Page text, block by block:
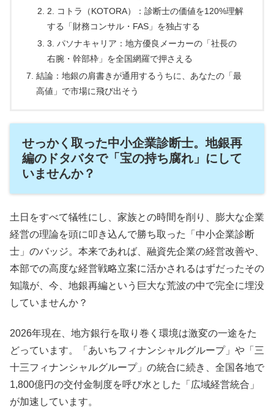
2. コトラ（KOTORA）：診断士の価値を120%理解
する「財務コンサル・FAS」を独占する
3. パソナキャリア：地方優良メーカーの「社長の
右腕・幹部枠」を全国網羅で押さえる
結論：地銀の肩書きが通用するうちに、あなたの「最
高値」で市場に飛び出そう
せっかく取った中小企業診断士。地銀再
編のドタバタで「宝の持ち腐れ」にして
いませんか？
土日をすべて犠牲にし、家族との時間を削り、膨大な企業
経営の理論を頭に叩き込んで勝ち取った「中小企業診断
士」のバッジ。本来であれば、融資先企業の経営改善や、
本部での高度な経営戦略立案に活かされるはずだったその
知識が、今、地銀再編という巨大な荒波の中で完全に埋没
していませんか？
2026年現在、地方銀行を取り巻く環境は激変の一途をた
どっています。「あいちフィナンシャルグループ」や「三
十三フィナンシャルグループ」の統合に続き、全国各地で
1,800億円の交付金制度を呼び水とした「広域経営統合」
が加速しています。